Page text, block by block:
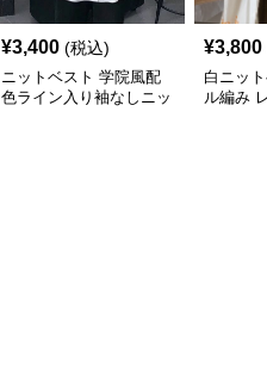
¥3,400 (税込)
ニットベスト 学院風配
色ライン入り袖なしニッ
¥3,800
白ニッ
ル編み